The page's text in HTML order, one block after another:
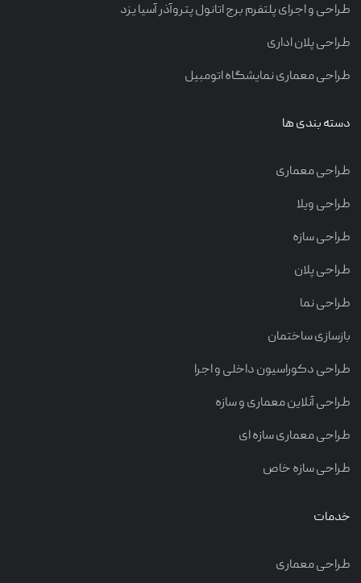
طراحی و اجرای پلتفرم برج اتانول پتروآذر آسیا یزد
طراحی پلان اداری
طراحی معماری نمایشگاه اتومبیل
دسته بندی ها
طراحی معماری
طراحی ویلا
طراحی سازه
طراحی پلان
طراحی نما
بازسازی ساختمان
طراحی دکوراسیون داخلی و اجرا
طراحی آنلاین معماری و سازه
طراحی معماری سازه ای
طراحی سازه خاص
خدمات
طراحی معماری